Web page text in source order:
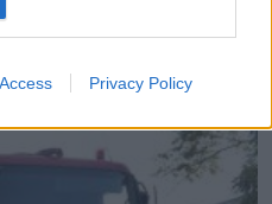
Privacy Policy
όρισε ο Νίκος